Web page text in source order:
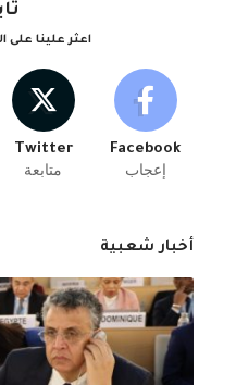
اعثر علينا على
Facebook
إعجاب
Twitter
متابعة
أخبار شعبية